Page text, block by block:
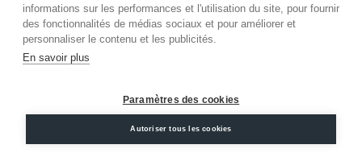
.DiamondsByMe
Conditions
Confidentialité
Mentions
informations sur les performances et l'utilisation du site, pour fournir
des fonctionnalités de médias sociaux et pour améliorer et
personnaliser le contenu et les publicités.
En savoir plus
Paramètres des cookies
Autoriser tous les cookies